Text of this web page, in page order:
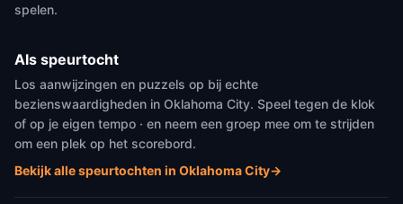
spelen.
Als speurtocht
Los aanwijzingen en puzzels op bij echte
bezienswaardigheden in Oklahoma City. Speel tegen de klok
of op je eigen tempo · en neem een groep mee om te strijden
om een plek op het scorebord.
Bekijk alle speurtochten in Oklahoma City→